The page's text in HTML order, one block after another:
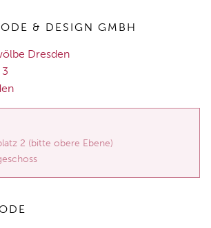
& DESIGN GMBH
Dres­den
2 (bitte obere Ebene)